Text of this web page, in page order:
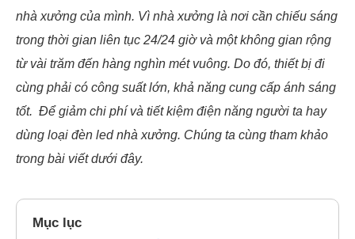
nhà xưởng của mình. Vì nhà xưởng là nơi cần chiếu sáng
trong thời gian liên tục 24/24 giờ và một không gian rộng
từ vài trăm đến hàng nghìn mét vuông. Do đó, thiết bị đi
cùng phải có công suất lớn, khả năng cung cấp ánh sáng
tốt. Để giảm chi phí và tiết kiệm điện năng người ta hay
dùng loại đèn led nhà xưởng. Chúng ta cùng tham khảo
trong bài viết dưới đây.
Mục lục